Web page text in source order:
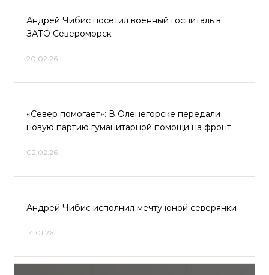
Андрей Чибис посетил военный госпиталь в
ЗАТО Североморск
20.02.26
«Север помогает»: В Оленегорске передали
новую партию гуманитарной помощи на фронт
02.02.26
Андрей Чибис исполнил мечту юной северянки
14.01.26